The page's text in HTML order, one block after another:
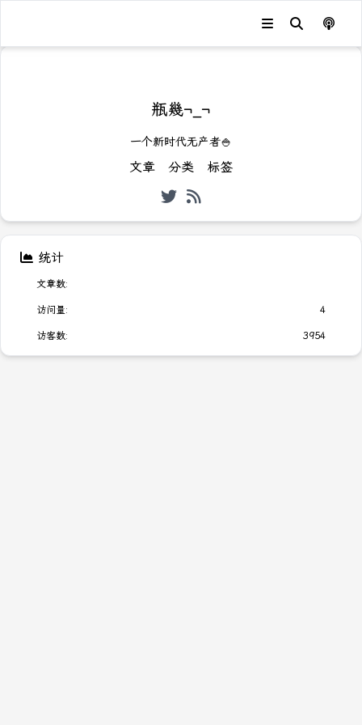
瓶幾¬_¬
一个新时代无产者🍚
文章 分类 标签
统计
文章数:
访问量: 4
访客数: 3954